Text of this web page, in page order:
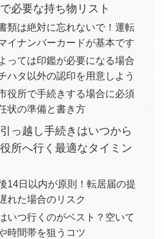
必要な持ち物リスト
類は絶対に忘れないで！運転
イナンバーカードが基本です
っては印鑑が必要になる場合
ハタ以外の認印を用意しよう
役所で手続きする場合に必須
状の準備と書き方
っ越し手続きはいつから
所へ行く最適なタイミン
14日以内が原則！転居届の提
れた場合のリスク
いつ行くのがベスト？空いて
時間帯を狙うコツ